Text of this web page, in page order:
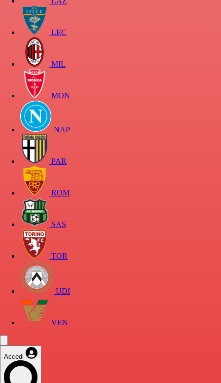
LEC
MIL
MON
NAP
PAR
ROM
SAS
TOR
UDI
VEN
Accedi